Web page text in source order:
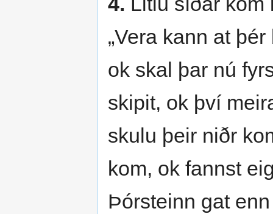
„Vera kann at
ok skal þar nú
skipit, ok því
skulu þeir niðr
kom, ok fannst
Þórsteinn gat